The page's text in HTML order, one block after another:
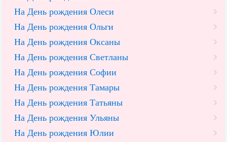
На День рождения Олеси
На День рождения Ольги
На День рождения Оксаны
На День рождения Светланы
На День рождения Софии
На День рождения Тамары
На День рождения Татьяны
На День рождения Ульяны
На День рождения Юлии